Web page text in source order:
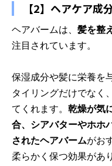
【2】ヘアケア成
ヘアバームは、 髪を整
注目されています。
保湿成分や髪に栄養を
タイリングだけでなく
てくれます。 乾燥が気
合、シアバターやホホ
されたヘアバームがお
柔らかく保つ効果があ